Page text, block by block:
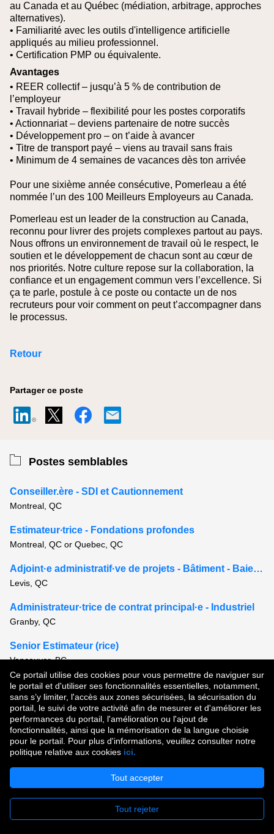
Ce portail utilise des cookies pour vous permettre de naviguer sur
le portail et d'utiliser ses fonctionnalités essentielles, notamment,
sans s’y limiter, l'accès aux zones sécurisées, la sécurisation du
portail, le suivi de votre activité afin de mesurer et d'améliorer les
performances du portail, l'amélioration ou l'ajout de
fonctionnalités, ainsi que la mémorisation de la langue choisie
pour le portail. Pour plus d'informations, veuillez consulter notre
politique relative aux cookies ici.
Tout accepter
Tout rejeter
au Canada et au Québec (médiation, arbitrage, approches
alternatives).
• Familiarité avec les outils d'intelligence artificielle
appliqués au milieu professionnel.
• Certification PMP ou équivalente.
Avantages
• REER collectif – jusqu’à 5 % de contribution de
l’employeur
• Travail hybride – flexibilité pour les postes corporatifs
• Actionnariat – deviens partenaire de notre succès
• Développement pro – on t’aide à avancer
• Titre de transport payé – viens au travail sans frais
• Minimum de 4 semaines de vacances dès ton arrivée
Pour une sixième année consécutive, Pomerleau a été
nommée l’un des 100 Meilleurs Employeurs au Canada.
Pomerleau est un leader de la construction au Canada,
reconnu pour livrer des projets complexes partout au pays.
Nous offrons un environnement de travail où le respect, le
soutien et le développement de chacun sont au cœur de
nos priorités. Notre culture repose sur la collaboration, la
confiance et un engagement commun vers l’excellence. Si
ça te parle, postule à ce poste ou contacte un de nos
recruteurs pour voir comment on peut t’accompagner dans
le processus.
Retour
Partager ce poste
Postes semblables
Conseiller.ère - SDI et Cautionnement
Montreal, QC
Estimateur∙trice - Fondations profondes
Montreal, QC or Quebec, QC
Adjoint·e administratif·ve de projets - Bâtiment - Baie-Comeau
Levis, QC
Administrateur·trice de contrat principal·e - Industriel
Granby, QC
Senior Estimateur (rice)
Vancouver, BC
Voir tous les postes semblables
Droit d'auteur © 2026
Conditions d'utilisation | Politique de confidentialité